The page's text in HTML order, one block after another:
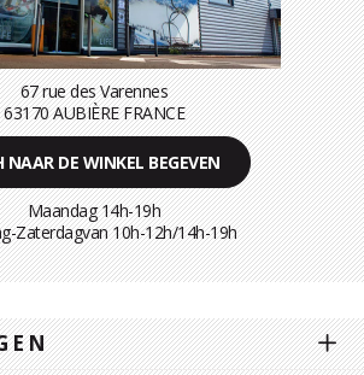
67 rue des Varennes
63170 AUBIÈRE FRANCE
NAAR DE WINKEL BEGEVEN
Maandag 14h-19h
Zaterdagvan 10h-12h/14h-19h